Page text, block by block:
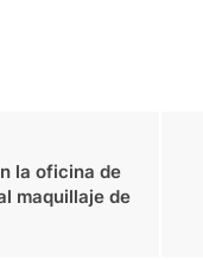
la oficina de
maquillaje de